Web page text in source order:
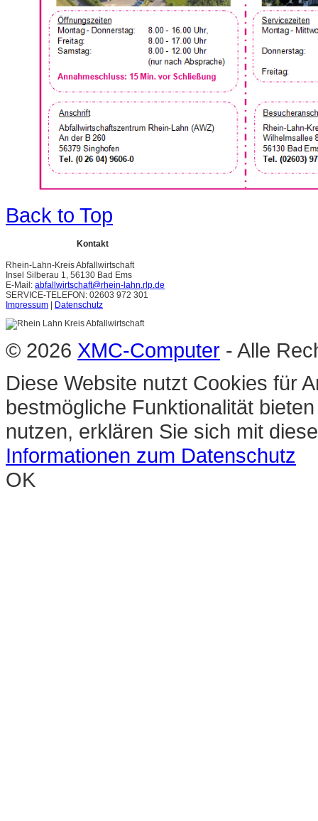
Back to Top
Kontakt
Rhein-Lahn-Kreis Abfallwirtschaft
Insel Silberau 1, 56130 Bad Ems
E-Mail: abfallwirtschaft@rhein-lahn.rlp.de
SERVICE-TELEFON: 02603 972 301
Impressum | Datenschutz
© 2026 XMC-Computer - Alle
Diese Website nutzt Cookies für
bestmögliche Funktionalität
nutzen, erklären Sie sich mit
Informationen zum Datenschutz
OK